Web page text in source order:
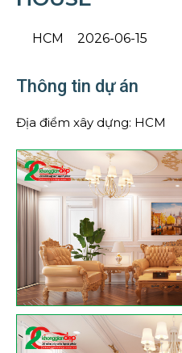
HCM 2026-06-15
Thông tin dự án
Địa điểm xây dựng: HCM